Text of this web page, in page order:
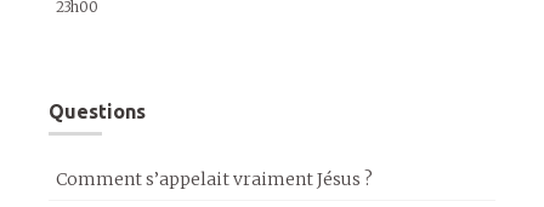
23h00
Questions
Comment s’appelait vraiment Jésus ?